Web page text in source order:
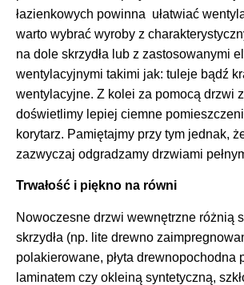
łazienkowych powinna ułatwiać
warto wybrać wyroby z
na dole skrzydła lub z zastosowanymi
wentylacyjnymi takimi jak: tuleje bądź
wentylacyjne. Z kolei za pomocą drzwi
doświetlimy lepiej ciemne
korytarz. Pamiętajmy przy tym jednak,
zazwyczaj odgradzamy drzwiami
Trwałość i piękno na równi
Nowoczesne drzwi wewnętrzne różnią
skrzydła (np. lite drewno
polakierowane, płyta drewnopochodna
laminatem czy okleiną syntetyczną,